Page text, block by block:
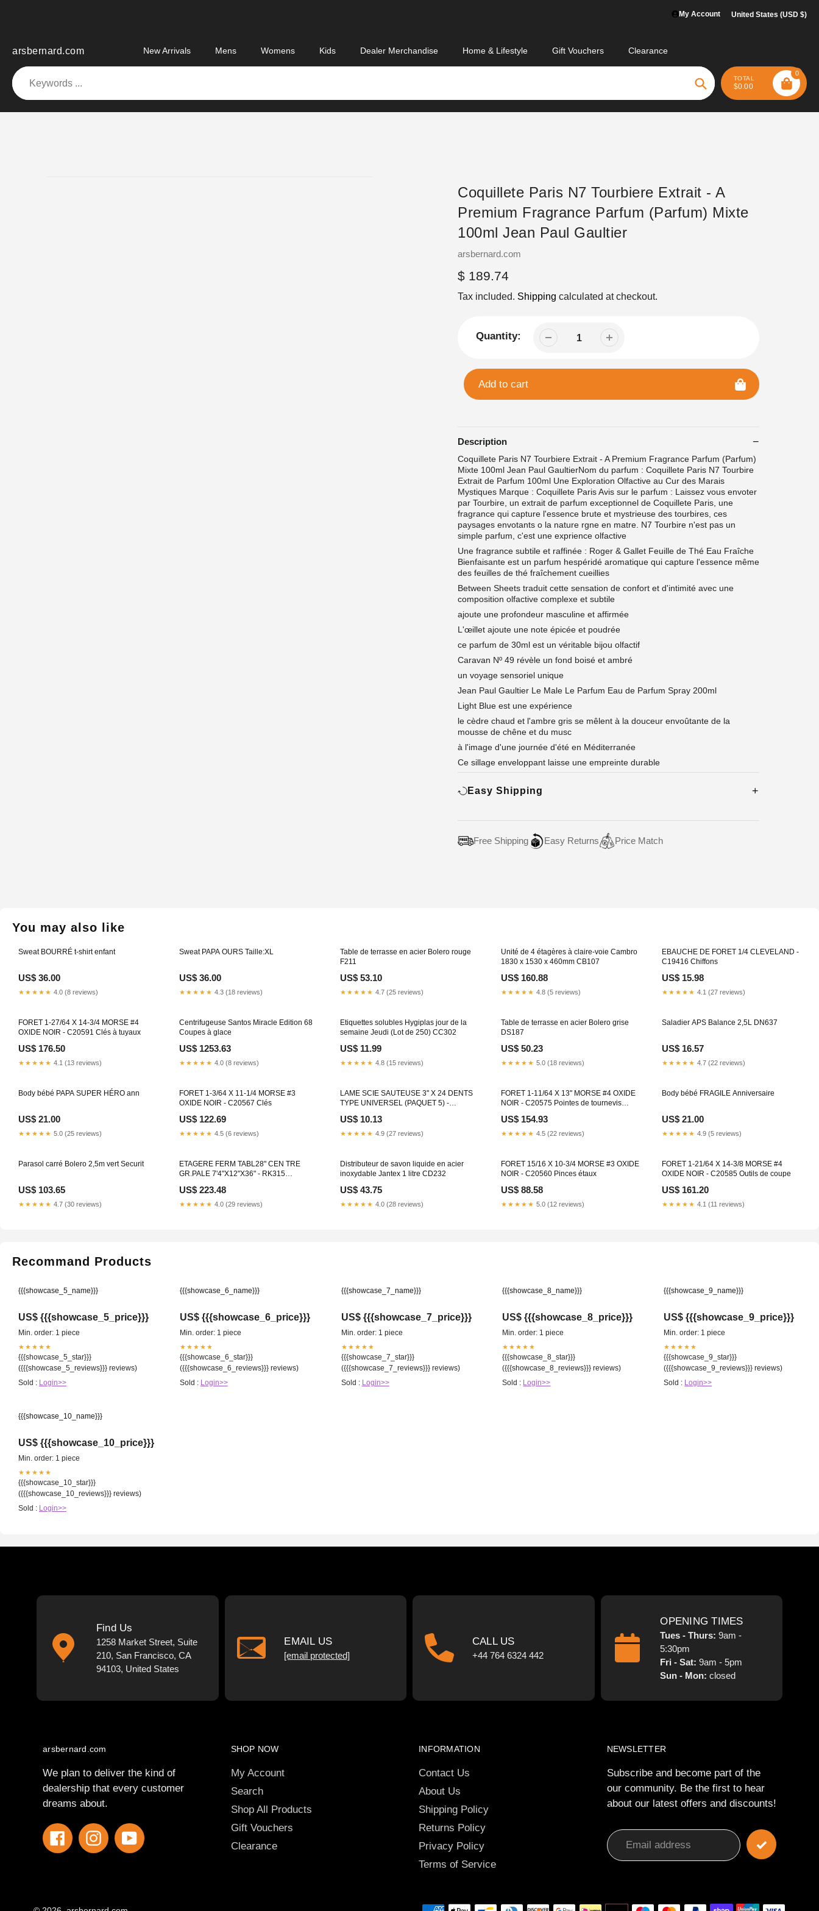
My Account United States (USD $)
arsbernard.com New Arrivals Mens Womens Kids Dealer Merchandise Home & Lifestyle Gift Vouchers Clearance
Search
TOTAL
$0.00
0
Coquillete Paris N7 Tourbiere Extrait - A
Premium Fragrance Parfum (Parfum) Mixte
100ml Jean Paul Gaultier
Vendor
arsbernard.com
Regular
price
$ 189.74
Tax included. Shipping calculated at checkout.
Quantity:
Add to cart
Description
Coquillete Paris N7 Tourbiere Extrait - A Premium Fragrance Parfum (Parfum)
Mixte 100ml Jean Paul GaultierNom du parfum : Coquillete Paris N7 Tourbire
Extrait de Parfum 100ml Une Exploration Olfactive au Cur des Marais
Mystiques Marque : Coquillete Paris Avis sur le parfum : Laissez vous envoter
par Tourbire, un extrait de parfum exceptionnel de Coquillete Paris, une
fragrance qui capture l'essence brute et mystrieuse des tourbires, ces
paysages envotants o la nature rgne en matre. N7 Tourbire n'est pas un
simple parfum, c'est une exprience olfactive
Une fragrance subtile et raffinée : Roger & Gallet Feuille de Thé Eau Fraîche
Bienfaisante est un parfum hespéridé aromatique qui capture l'essence même
des feuilles de thé fraîchement cueillies
Between Sheets traduit cette sensation de confort et d'intimité avec une
composition olfactive complexe et subtile
ajoute une profondeur masculine et affirmée
L'œillet ajoute une note épicée et poudrée
ce parfum de 30ml est un véritable bijou olfactif
Caravan Nº 49 révèle un fond boisé et ambré
un voyage sensoriel unique
Jean Paul Gaultier Le Male Le Parfum Eau de Parfum Spray 200ml
Light Blue est une expérience
le cèdre chaud et l'ambre gris se mêlent à la douceur envoûtante de la
mousse de chêne et du musc
à l'image d'une journée d'été en Méditerranée
Ce sillage enveloppant laisse une empreinte durable
Easy Shipping
Free Shipping Easy Returns Price Match
You may also like
Sweat BOURRÉ t-shirt enfant
US$ 36.00
★★★★★ 4.0 (8 reviews)
Sweat PAPA OURS Taille:XL
US$ 36.00
★★★★★ 4.3 (18 reviews)
Table de terrasse en acier Bolero rouge
F211
US$ 53.10
★★★★★ 4.7 (25 reviews)
Unité de 4 étagères à claire-voie Cambro
1830 x 1530 x 460mm CB107
US$ 160.88
★★★★★ 4.8 (5 reviews)
EBAUCHE DE FORET 1/4 CLEVELAND -
C19416 Chiffons
US$ 15.98
★★★★★ 4.1 (27 reviews)
FORET 1-27/64 X 14-3/4 MORSE #4
OXIDE NOIR - C20591 Clés à tuyaux
US$ 176.50
★★★★★ 4.1 (13 reviews)
Centrifugeuse Santos Miracle Edition 68
Coupes à glace
US$ 1253.63
★★★★★ 4.0 (8 reviews)
Etiquettes solubles Hygiplas jour de la
semaine Jeudi (Lot de 250) CC302
US$ 11.99
★★★★★ 4.8 (15 reviews)
Table de terrasse en acier Bolero grise
DS187
US$ 50.23
★★★★★ 5.0 (18 reviews)
Saladier APS Balance 2,5L DN637
US$ 16.57
★★★★★ 4.7 (22 reviews)
Body bébé PAPA SUPER HÉRO ann
US$ 21.00
★★★★★ 5.0 (25 reviews)
FORET 1-3/64 X 11-1/4 MORSE #3
OXIDE NOIR - C20567 Clés
US$ 122.69
★★★★★ 4.5 (6 reviews)
LAME SCIE SAUTEUSE 3'' X 24 DENTS
TYPE UNIVERSEL (PAQUET 5) -
US$ 10.13
★★★★★ 4.9 (27 reviews)
FORET 1-11/64 X 13'' MORSE #4 OXIDE
NOIR - C20575 Pointes de tournevis
US$ 154.93
★★★★★ 4.5 (22 reviews)
Body bébé FRAGILE Anniversaire
US$ 21.00
★★★★★ 4.9 (5 reviews)
Parasol carré Bolero 2,5m vert Securit
US$ 103.65
★★★★★ 4.7 (30 reviews)
ETAGERE FERM TABL28" CEN TRE
GR.PALE 7'4"X12"X36" - RK315
US$ 223.48
★★★★★ 4.0 (29 reviews)
Distributeur de savon liquide en acier
inoxydable Jantex 1 litre CD232
US$ 43.75
★★★★★ 4.0 (28 reviews)
FORET 15/16 X 10-3/4 MORSE #3 OXIDE
NOIR - C20560 Pinces étaux
US$ 88.58
★★★★★ 5.0 (12 reviews)
FORET 1-21/64 X 14-3/8 MORSE #4
OXIDE NOIR - C20585 Outils de coupe
US$ 161.20
★★★★★ 4.1 (11 reviews)
Recommand Products
{{{showcase_5_name}}}
US$ {{{showcase_5_price}}}
Min. order: 1 piece
★★★★★
{{{showcase_5_star}}}
({{{showcase_5_reviews}}} reviews)
Sold : Login>>
{{{showcase_6_name}}}
US$ {{{showcase_6_price}}}
Min. order: 1 piece
★★★★★
{{{showcase_6_star}}}
({{{showcase_6_reviews}}} reviews)
Sold : Login>>
{{{showcase_7_name}}}
US$ {{{showcase_7_price}}}
Min. order: 1 piece
★★★★★
{{{showcase_7_star}}}
({{{showcase_7_reviews}}} reviews)
Sold : Login>>
{{{showcase_8_name}}}
US$ {{{showcase_8_price}}}
Min. order: 1 piece
★★★★★
{{{showcase_8_star}}}
({{{showcase_8_reviews}}} reviews)
Sold : Login>>
{{{showcase_9_name}}}
US$ {{{showcase_9_price}}}
Min. order: 1 piece
★★★★★
{{{showcase_9_star}}}
({{{showcase_9_reviews}}} reviews)
Sold : Login>>
{{{showcase_10_name}}}
US$ {{{showcase_10_price}}}
Min. order: 1 piece
★★★★★
{{{showcase_10_star}}}
({{{showcase_10_reviews}}} reviews)
Sold : Login>>
Find Us
1258 Market Street, Suite
210, San Francisco, CA
94103, United States
EMAIL US
[email protected]
CALL US
+44 764 6324 442
OPENING TIMES
Tues - Thurs:9am -
5:30pm
Fri - Sat:9am - 5pm
Sun - Mon: closed
arsbernard.com
We plan to deliver the kind of
dealership that every customer
dreams about.
FacebookInstagramYouTube
SHOP NOW
My Account
Search
Shop All Products
Gift Vouchers
Clearance
INFORMATION
Contact Us
About Us
Shipping Policy
Returns Policy
Privacy Policy
Terms of Service
NEWSLETTER
Subscribe and become part of the
our community. Be the first to hear
about our latest offers and discounts!